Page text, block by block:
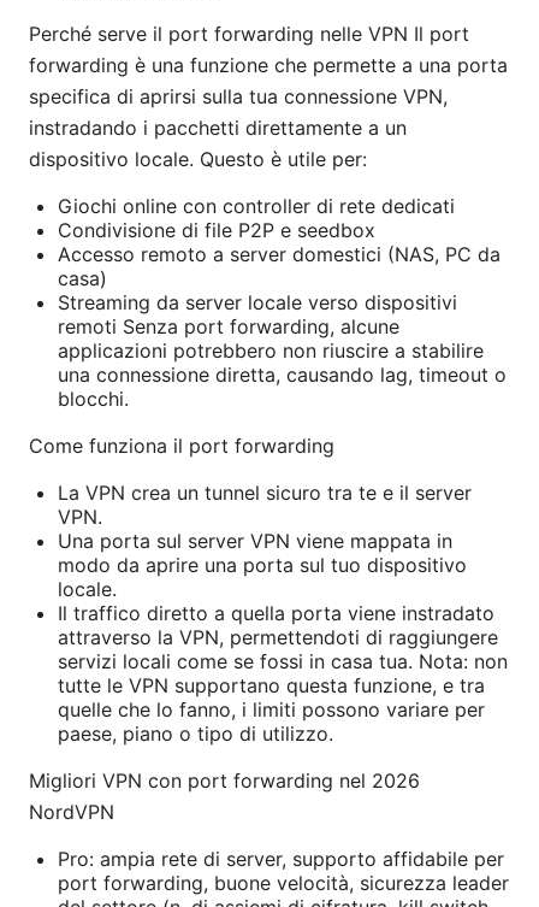
Perché serve il port forwarding nelle VPN Il port
forwarding è una funzione che permette a una porta
specifica di aprirsi sulla tua connessione VPN,
instradando i pacchetti direttamente a un
dispositivo locale. Questo è utile per:
Giochi online con controller di rete dedicati
Condivisione di file P2P e seedbox
Accesso remoto a server domestici (NAS, PC da
casa)
Streaming da server locale verso dispositivi
remoti Senza port forwarding, alcune
applicazioni potrebbero non riuscire a stabilire
una connessione diretta, causando lag, timeout o
blocchi.
Come funziona il port forwarding
La VPN crea un tunnel sicuro tra te e il server
VPN.
Una porta sul server VPN viene mappata in
modo da aprire una porta sul tuo dispositivo
locale.
Il traffico diretto a quella porta viene instradato
attraverso la VPN, permettendoti di raggiungere
servizi locali come se fossi in casa tua. Nota: non
tutte le VPN supportano questa funzione, e tra
quelle che lo fanno, i limiti possono variare per
paese, piano o tipo di utilizzo.
Migliori VPN con port forwarding nel 2026
NordVPN
Pro: ampia rete di server, supporto affidabile per
port forwarding, buone velocità, sicurezza leader